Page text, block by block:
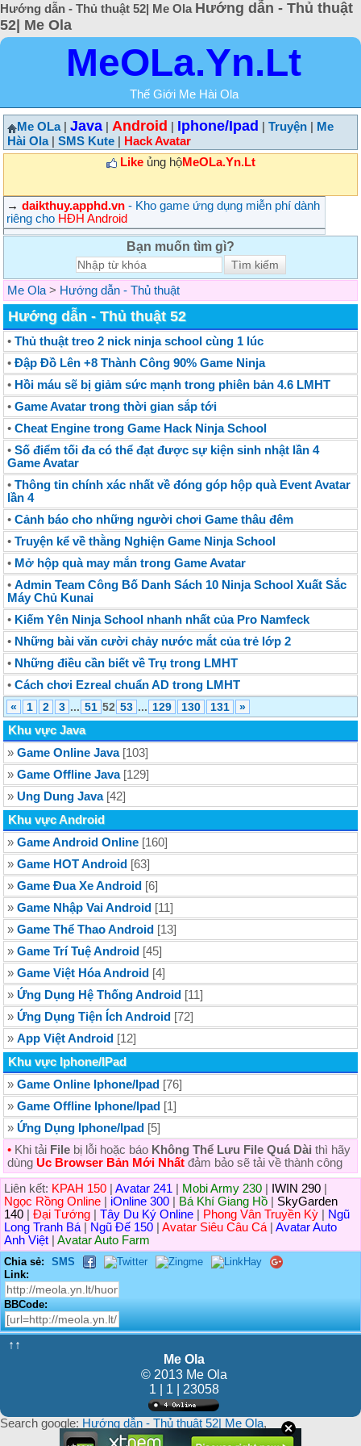
Hướng dẫn - Thủ thuật 52| Me Ola Hướng dẫn - Thủ thuật
52| Me Ola
MeOLa.Yn.Lt
Thế Giới Me Hài Ola
Me OLa| Java Android Iphone/Ipad Truyện
Me
Hài Ola| SMS Kute
Hack Avatar
Likeủng hộMeOLa.Yn.Lt
→ daikthuy.apphd.vn - Kho game ứng dụng miễn phí dành
riêng cho HĐH Android
Bạn muốn tìm gì?
Me Ola > Hướng dẫn - Thủ thuật
Hướng dẫn - Thủ thuật 52
• Thủ thuật treo 2 nick ninja school cùng 1 lúc
• Đập Đồ Lên +8 Thành Công 90% Game Ninja
• Hồi máu sẽ bị giảm sức mạnh trong phiên bản 4.6 LMHT
• Game Avatar trong thời gian sắp tới
• Cheat Engine trong Game Hack Ninja School
• Số điểm tối đa có thể đạt được sự kiện sinh nhật lần 4
Game Avatar
• Thông tin chính xác nhất về đóng góp hộp quà Event Avatar
lần 4
• Cảnh báo cho những người chơi Game thâu đêm
• Truyện kể về thằng Nghiện Game Ninja School
• Mở hộp quà may mắn trong Game Avatar
• Admin Team Công Bố Danh Sách 10 Ninja School Xuất Sắc
Máy Chủ Kunai
• Kiếm Yên Ninja School nhanh nhất của Pro Namfeck
• Những bài văn cười chảy nước mắt của trẻ lớp 2
• Những điều cần biết về Trụ trong LMHT
• Cách chơi Ezreal chuẩn AD trong LMHT
«
1 2 3 ... 51 52 53 ... 129 130 131
»
Khu vực Java
» Game Online Java[103]
» Game Offline Java[129]
» Ung Dung Java[42]
Khu vực Android
» Game Android Online [160]
» Game HOT Android [63]
» Game Đua Xe Android [6]
» Game Nhập Vai Android [11]
» Game Thể Thao Android [13]
» Game Trí Tuệ Android [45]
» Game Việt Hóa Android [4]
» Ứng Dụng Hệ Thống Android [11]
» Ứng Dụng Tiện Ích Android [72]
» App Việt Android [12]
Khu vực Iphone/IPad
» Game Online Iphone/Ipad [76]
» Game Offline Iphone/Ipad [1]
» Ứng Dụng Iphone/Ipad [5]
• Khi tải File bị lỗi hoặc báo Không Thể Lưu File Quá Dài thì hãy
dùng Uc Browser Bản Mới Nhất đảm bảo sẽ tải về thành công
Liên kết: KPAH 150 Avatar 241 Mobi Army 230 IWIN 290
Ngọc Rồng Online
iOnline 300 Bá Khí Giang Hồ
SkyGarden
140
Đại Tướng Tây Du Ký Online Phong Vân Truyền Kỳ
Ngũ
Long Tranh Bá
Ngũ Đế 150 Avatar Siêu Câu Cá
Avatar Auto
Anh Việt
Avatar Auto Farm
Chia sẻ:
SMS
Link:
BBCode:
↑↑
Me Ola
© 2013 Me Ola
1 | 1 | 23058
Search google: Hướng dẫn - Thủ thuật 52| Me Ola,